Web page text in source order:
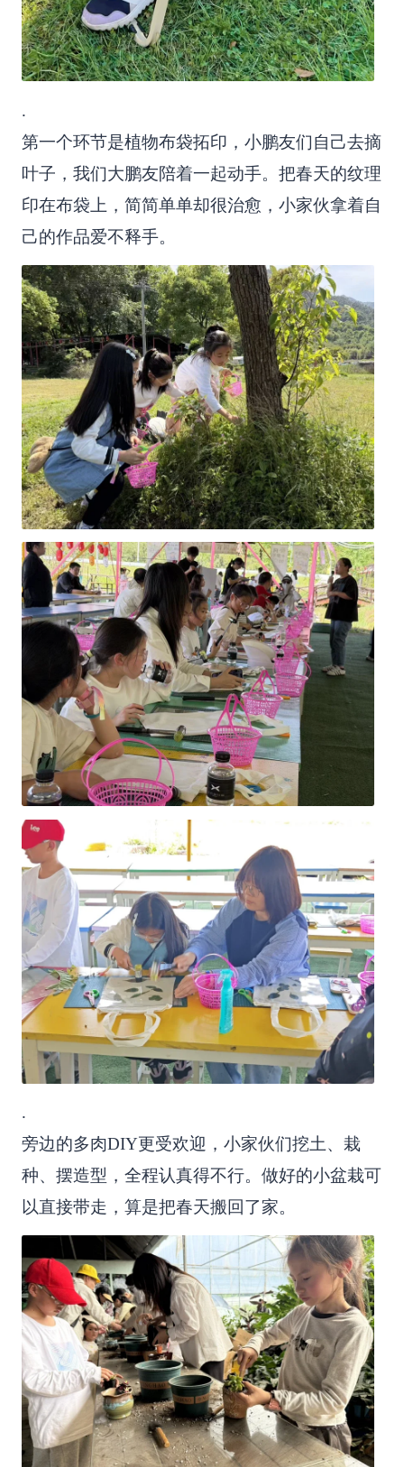
.
第一个环节是植物布袋拓印，小鹏友们自己去摘
叶子，我们大鹏友陪着一起动手。把春天的纹理
印在布袋上，简简单单却很治愈，小家伙拿着自
己的作品爱不释手。
.
旁边的多肉DIY更受欢迎，小家伙们挖土、栽
种、摆造型，全程认真得不行。做好的小盆栽可
以直接带走，算是把春天搬回了家。